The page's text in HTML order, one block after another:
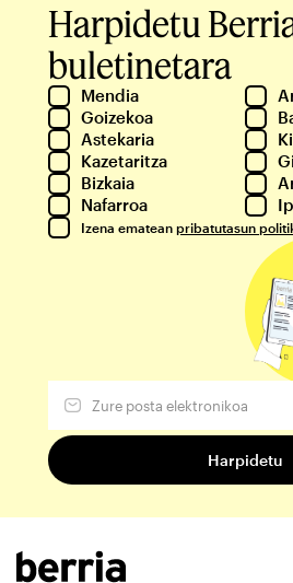
Harpidetu
buletinetara
Mendia
Goizekoa
Astekaria
Kazetaritza
Bizkaia
Nafarroa
Izena ematean pribatutasun